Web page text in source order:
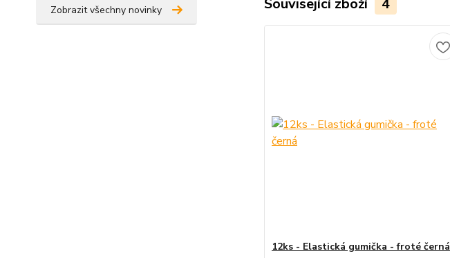
Zobrazit všechny novinky Související zboží 4
12ks - Elastická gumička - froté černá